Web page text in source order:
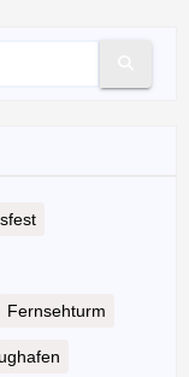
Fernsehturm